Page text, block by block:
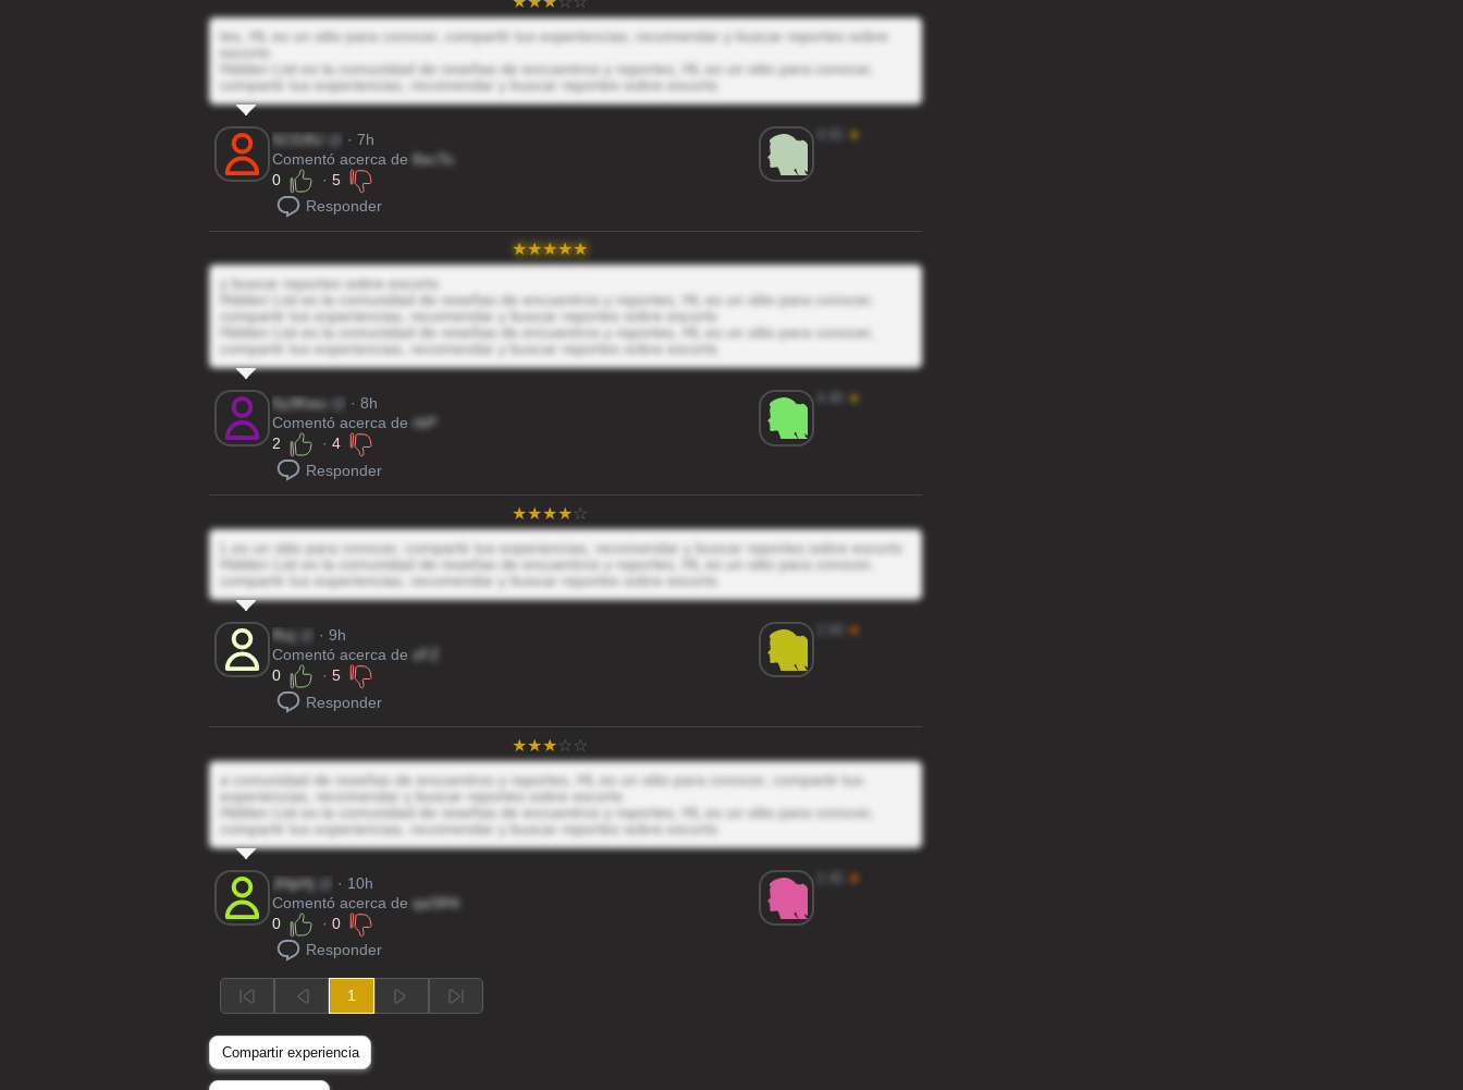
tes, HL es un sitio para conocer, compartir tus experiencias, recomendar y buscar reportes sobre
escorts
Hidden List es la comunidad de reseñas de encuentros y reportes, HL es un sitio para conocer,
compartir tus experiencias, recomendar y buscar reportes sobre escorts
· 7h
Comentó acerca de
8ecTo
0
· 5
Responder
★
y buscar reportes sobre escorts
Hidden List es la comunidad de reseñas de encuentros y reportes, HL es un sitio para conocer,
compartir tus experiencias, recomendar y buscar reportes sobre escorts
Hidden List es la comunidad de reseñas de encuentros y reportes, HL es un sitio para conocer,
compartir tus experiencias, recomendar y buscar reportes sobre escorts
0y3Kwu
· 8h
Comentó acerca de rbP
2
· 4
Responder
★
L es un sitio para conocer, compartir tus experiencias, recomendar y buscar reportes sobre escorts
Hidden List es la comunidad de reseñas de encuentros y reportes, HL es un sitio para conocer,
compartir tus experiencias, recomendar y buscar reportes sobre escorts
Roj
· 9h
Comentó acerca de
0
· 5
Responder
★
a comunidad de reseñas de encuentros y reportes, HL es un sitio para conocer, compartir tus
experiencias, recomendar y buscar reportes sobre escorts
Hidden List es la comunidad de reseñas de encuentros y reportes, HL es un sitio para conocer,
compartir tus experiencias, recomendar y buscar reportes sobre escorts
JHpHj
· 10h
Comentó acerca de qaSfHt
0
· 0
Responder
★
1